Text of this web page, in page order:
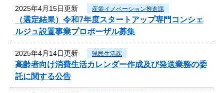
2025年4月15日更新 産業イノベーション推進課
（選定結果）令和7年度スタートアップ専門コンシェ
ルジュ設置事業プロポーザル募集
2025年4月14日更新 県民生活課
高齢者向け消費生活カレンダー作成及び発送業務の委
託に関する公告